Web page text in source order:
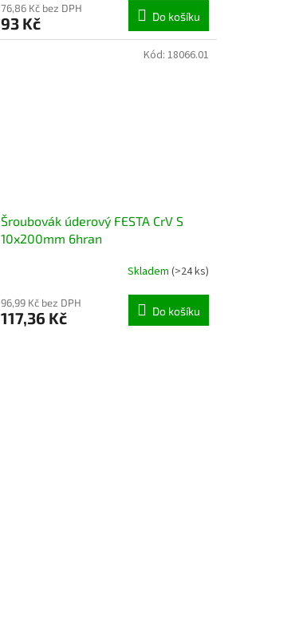
76,86 Kč bez DPH
93 Kč Do košíku
Šroubovák úderový FESTA CrV S
10x200mm 6hran
Skladem (>24 ks)
96,99 Kč bez DPH
117,36 Kč Do košíku
Kód: 18066.01